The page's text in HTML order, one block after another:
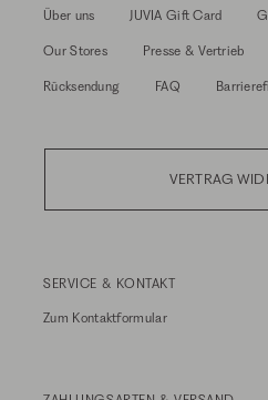
Über uns JUVIA Gift Card
Our Stores Presse & Vertrieb
Rücksendung FAQ
VERTRAG
SERVICE & KONTAKT
Zum Kontaktformular